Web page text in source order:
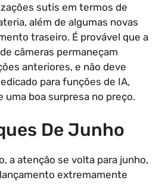
sutis em termos de
além de algumas novas
traseiro. É provável que a
câmeras permaneçam
anteriores, e não deve
para funções de IA,
uma boa surpresa no preço.
De Junho
a atenção se volta para junho,
extremamente